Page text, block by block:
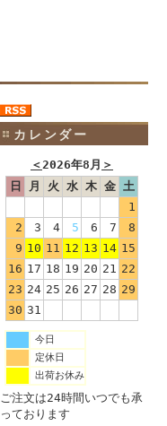
カレンダー
＜2026年8月 ＞
日
月 火 水 木 金 土
1
2
3 4 5 6 7
8
9 10 11 12 13 14 15
16 17 18 19 20 21 22
23 24 25 26 27 28 29
30 31
今日
定休日
出荷お休み
ご注文は24時間いつでも承
っております